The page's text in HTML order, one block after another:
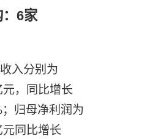
：6家
入分别为
，同比增长
归母净利润为
同比增长